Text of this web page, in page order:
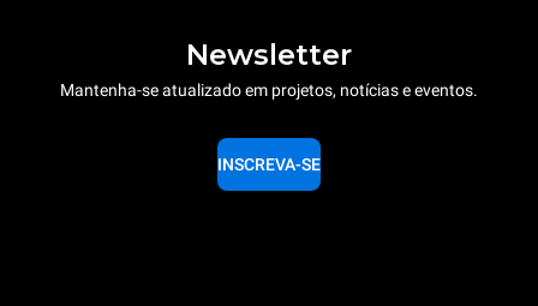
Newsletter
Mantenha-se atualizado em projetos, notícias e eventos.
INSCREVA-SE